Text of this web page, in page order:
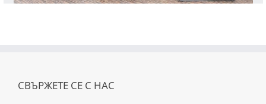
СВЪРЖЕТЕ СЕ С НАС